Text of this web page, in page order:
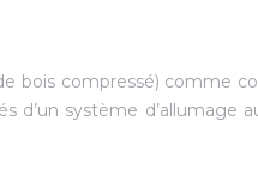
bois compressé) comme
d’un système d’allumage